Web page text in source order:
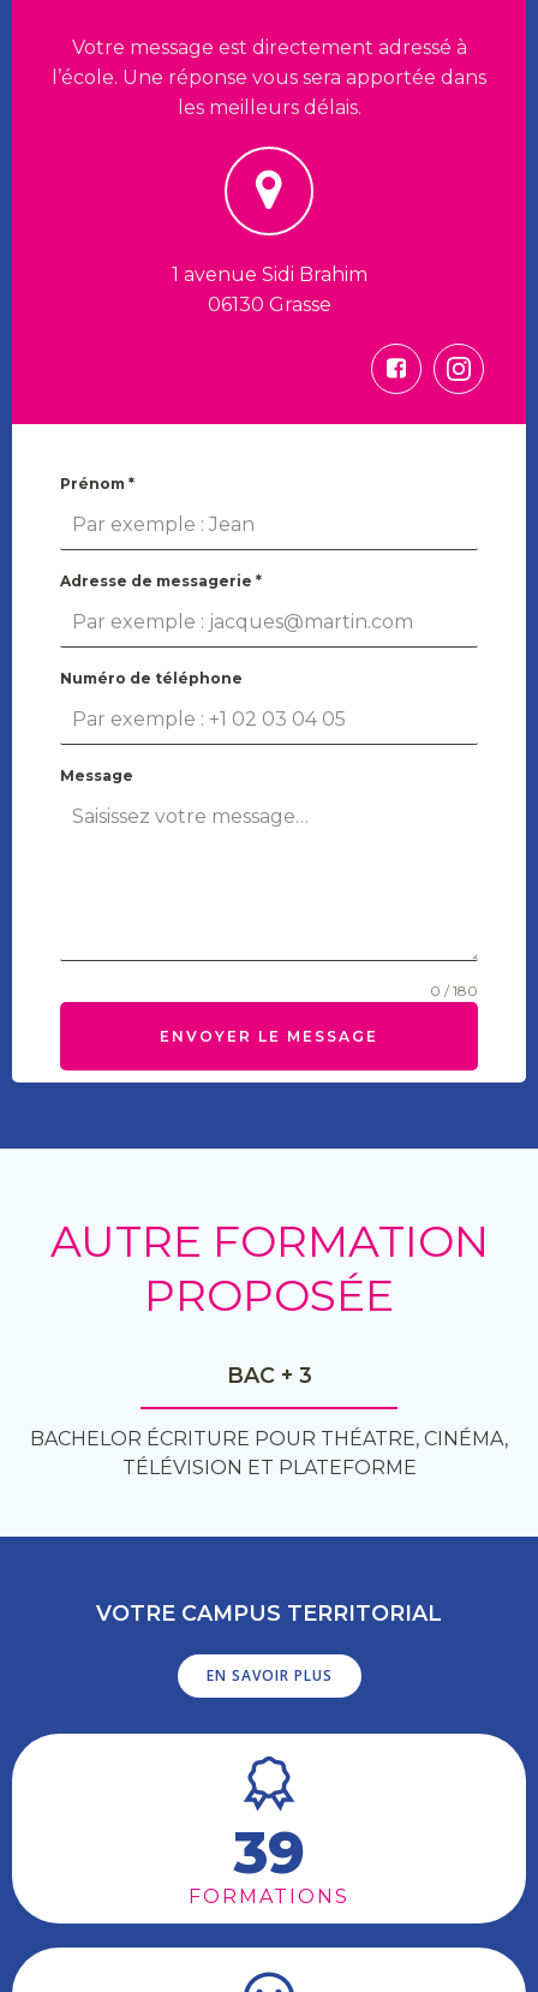
Votre message est directement adressé à
l’école. Une réponse vous sera apportée dans
les meilleurs délais.
1 avenue Sidi Brahim
06130 Grasse
Prénom *
Adresse de messagerie *
Numéro de téléphone
Message
0 / 180
ENVOYER LE MESSAGE
AUTRE FORMATION
PROPOSÉE
BAC + 3
BACHELOR ÉCRITURE POUR THÉATRE, CINÉMA,
TÉLÉVISION ET PLATEFORME
VOTRE CAMPUS TERRITORIAL
EN SAVOIR PLUS
39
FORMATIONS